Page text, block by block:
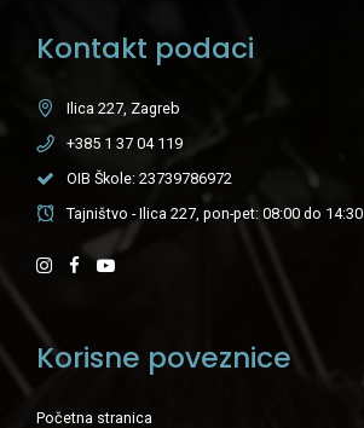
Kontakt podaci
Ilica 227, Zagreb
+385 1 37 04 119
OIB Škole: 23739786972
Tajništvo - Ilica 227, pon-pet: 08:00 do 14:30
Korisne poveznice
Početna stranica